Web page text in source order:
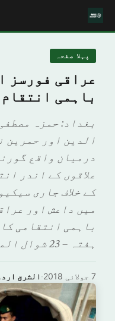
پہلا صفحہ
عراقی فورسز
باہمی انتقام
بغداد: حمزہ
الدین اور حمرین
درمیان واقع
علاقوں کے اندر
کے خلاف جاری
میں داعش اور
باہمی انتقامی
ہفتہ – 23 شوال المکرم [&he
الشرق · 7 جولائی 2018